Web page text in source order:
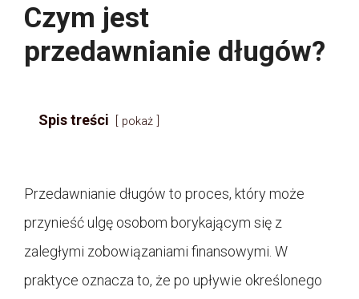
Czym jest
przedawnianie długów?
Spis treści pokaż
Przedawnianie długów to proces, który może
przynieść ulgę osobom borykającym się z
zaległymi zobowiązaniami finansowymi. W
praktyce oznacza to, że po upływie określonego